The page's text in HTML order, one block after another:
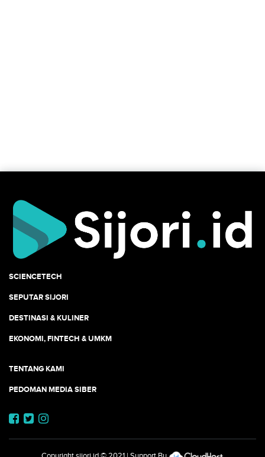
SCIENCETECH
SEPUTAR SIJORI
DESTINASI & KULINER
EKONOMI, FINTECH & UMKM
TENTANG KAMI
PEDOMAN MEDIA SIBER